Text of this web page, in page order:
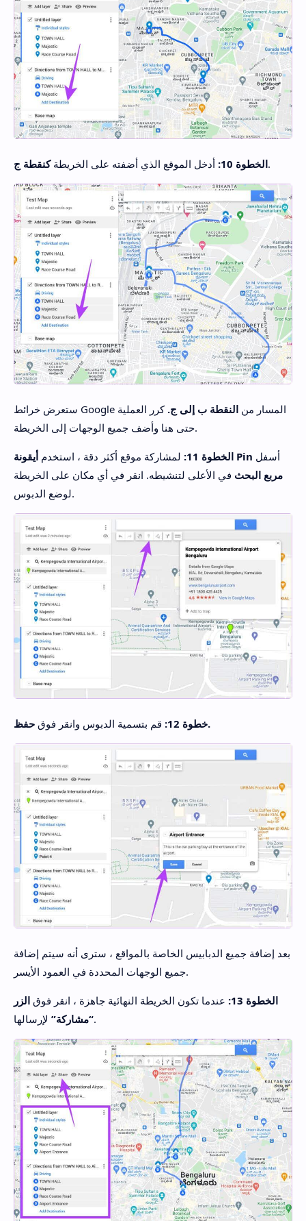
الخطوة 10: أدخل الموقع الذي أضفته على الخريطةكنقطة ج .
ستعرض خرائط Google المسار من النقطة ب إلى ج. كرر العملية
حتى هنا وأضف جميع الوجهات إلى الخريطة.
الخطوة 11: لمشاركة موقع أكثر دقة ، استخدم أيقونة Pin أسفل
مربع البحث في الأعلى لتنشيطه. انقر في أي مكان على الخريطة
لوضع الدبوس.
خطوة 12: قم بتسمية الدبوس وانقر فوق حفظ.
بعد إضافة جميع الدبابيس الخاصة بالمواقع ، سترى أنه سيتم إضافة
جميع الوجهات المحددة في العمود الأيسر.
الخطوة 13: عندما تكون الخريطة النهائية جاهزة ، انقر فوق الزر
“مشاركة”لإرسالها.